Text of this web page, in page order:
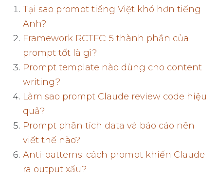
Tại sao prompt tiếng Việt khó hơn tiếng
Anh?
Framework RCTFC: 5 thành phần của
prompt tốt là gì?
Prompt template nào dùng cho content
writing?
Làm sao prompt Claude review code hiệu
quả?
Prompt phân tích data và báo cáo nên
viết thế nào?
Anti-patterns: cách prompt khiến Claude
ra output xấu?